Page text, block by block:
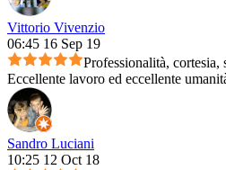
Vittorio Vivenzio
06:45 16 Sep 19
Professionalità,
Eccellente lavoro ed eccellente
Sandro Luciani
10:25 12 Oct 18